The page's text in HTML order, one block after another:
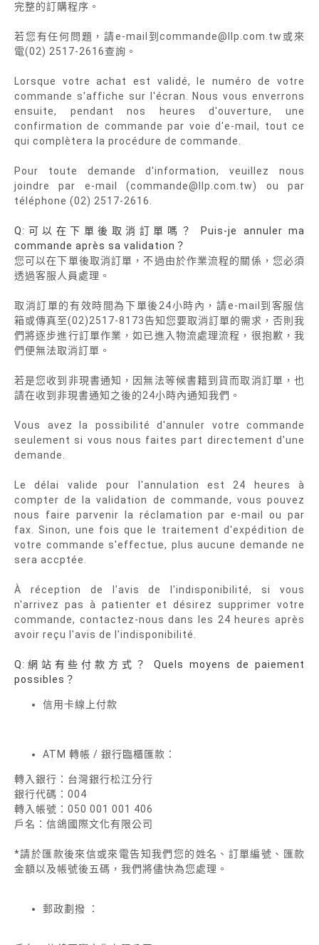
完整的訂購程序。
若您有任何問題，請e-mail到commande@llp.com.tw或來
電(02) 2517-2616查詢。
Lorsque votre achat est validé, le numéro de votre
commande s'affiche sur l'écran. Nous vous enverrons
ensuite, pendant nos heures d'ouverture, une
confirmation de commande par voie d'e-mail, tout ce
qui complètera la procédure de commande.
Pour toute demande d'information, veuillez nous
joindre par e-mail (commande@llp.com.tw) ou par
téléphone (02) 2517-2616.
Q:可以在下單後取消訂單嗎？ Puis-je annuler ma
commande après sa validation？
您可以在下單後取消訂單，不過由於作業流程的關係，您必須
透過客服人員處理。
取消訂單的有效時間為下單後24小時內，請e-mail到客服信
箱或傳真至(02)2517-8173告知您要取消訂單的需求，否則我
們將逐步進行訂單作業，如已進入物流處理流程，很抱歉，我
們便無法取消訂單。
若是您收到非現書通知，因無法等候書籍到貨而取消訂單，也
請在收到非現書通知之後的24小時內通知我們。
Vous avez la possibilité d'annuler votre commande
seulement si vous nous faites part directement d'une
demande.
Le délai valide pour l'annulation est 24 heures à
compter de la validation de commande, vous pouvez
nous faire parvenir la réclamation par e-mail ou par
fax. Sinon, une fois que le traitement d'expédition de
votre commande s'effectue, plus aucune demande ne
sera accptée.
À réception de l'avis de l'indisponibilité, si vous
n'arrivez pas à patienter et désirez supprimer votre
commande, contactez-nous dans les 24 heures après
avoir reçu l'avis de l'indisponibilité.
Q:網站有些付款方式？ Quels moyens de paiement
possibles？
信用卡線上付款
ATM 轉帳 / 銀行臨櫃匯款：
轉入銀行：台灣銀行松江分行
銀行代碼：004
轉入帳號：050 001 001 406
戶名：信鴿國際文化有限公司
*請於匯款後來信或來電告知我們您的姓名、訂單編號、匯款
金額以及帳號後五碼，我們將儘快為您處理。
郵政劃撥 ：